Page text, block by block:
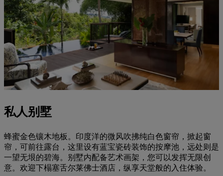
私人别墅
蜂蜜金色镶木地板。印度洋的微风吹拂纯白色窗帘，掀起窗
帘，可前往露台，这里设有蓝宝瓷砖装饰的按摩池，远处则是
一望无垠的碧海。别墅内配备艺术画架，您可以发挥无限创
意。欢迎下榻塞舌尔莱佛士酒店，纵享天堂般的入住体验。